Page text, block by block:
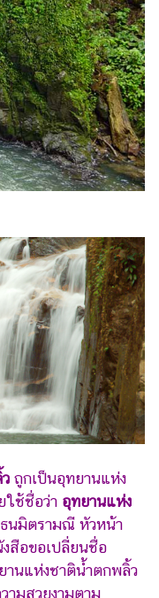
ถูกเป็นอุทยานแห่ง
ใช้ชื่อว่า อุทยานแห่ง
นมิตรามณี หัวหน้า
สือขอเปลี่ยนชื่อ
านแห่งชาติน้ำตกพลิ้ว
ามสวยงามตาม